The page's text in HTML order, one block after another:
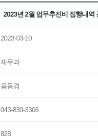
2023년 2월 업무추진비 집행내역
2023-03-10
재무과
음동경
043-830-3306
828